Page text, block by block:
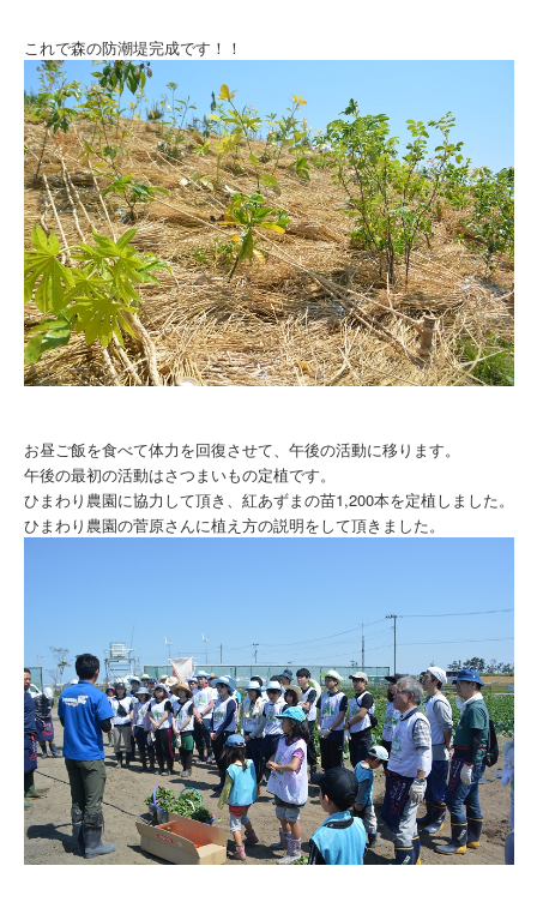
これで森の防潮堤完成です！！
お昼ご飯を食べて体力を回復させて、午後の活動に移ります。
午後の最初の活動はさつまいもの定植です。
ひまわり農園に協力して頂き、紅あずまの苗1,200本を定植しました。
ひまわり農園の菅原さんに植え方の説明をして頂きました。